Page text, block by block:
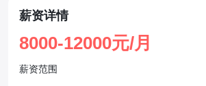
薪资详情
8000-12000元/月
薪资范围